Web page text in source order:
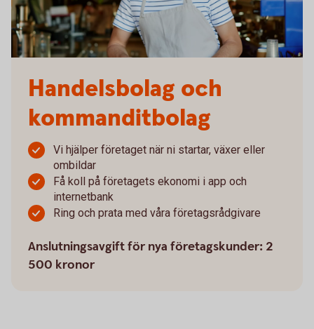
Handelsbolag och
kommanditbolag
Vi hjälper företaget när ni startar, växer eller
ombildar
Få koll på företagets ekonomi i app och
internetbank
Ring och prata med våra företagsrådgivare
Anslutningsavgift för nya företagskunder: 2
500 kronor